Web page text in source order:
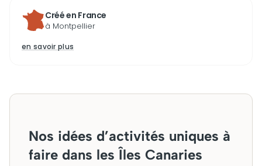
Créé en France
à Montpellier
en savoir plus
Nos idées d’activités uniques à
faire dans les Îles Canaries